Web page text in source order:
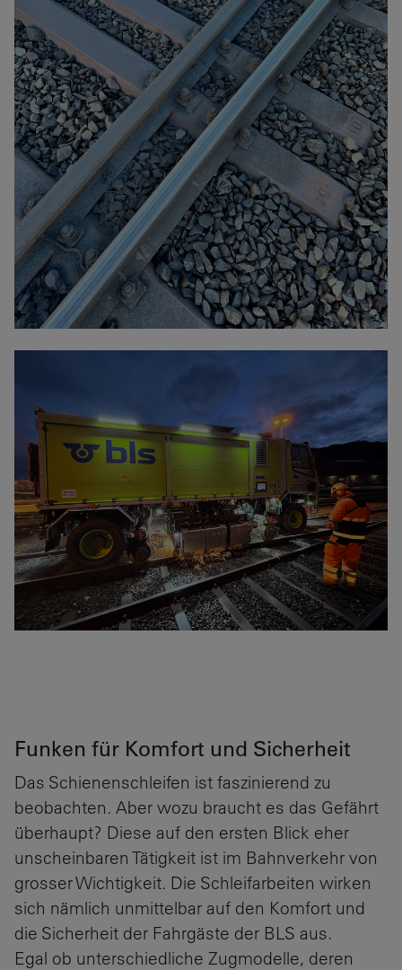
Funken für Komfort und Sicherheit
Das Schienenschleifen ist faszinierend zu
beobachten. Aber wozu braucht es das Gefährt
überhaupt? Diese auf den ersten Blick eher
unscheinbaren Tätigkeit ist im Bahnverkehr von
grosser Wichtigkeit. Die Schleifarbeiten wirken
sich nämlich unmittelbar auf den Komfort und
die Sicherheit der Fahrgäste der BLS aus.
Egal ob unterschiedliche Zugmodelle, deren